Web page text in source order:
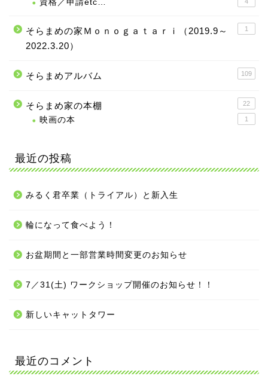
資格／申請etc…
そらまめの家Ｍｏｎｏｇａｔａｒｉ（2019.9～
2022.3.20）
1
そらまめアルバム 109
そらまめ家の本棚 22
映画の本 1
最近の投稿
みるく君卒業（トライアル）と新入生
輪になって食べよう！
お盆期間と一部営業時間変更のお知らせ
7／31(土) ワークショップ開催のお知らせ！！
新しいキャットタワー
最近のコメント